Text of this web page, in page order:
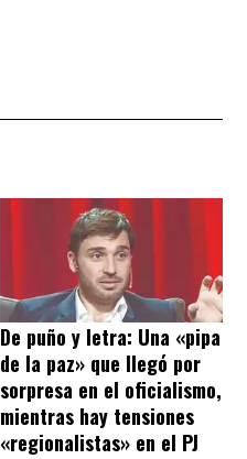
De puño y letra: Una «pipa
de la paz» que llegó por
sorpresa en el oficialismo,
mientras hay tensiones
«regionalistas» en el PJ